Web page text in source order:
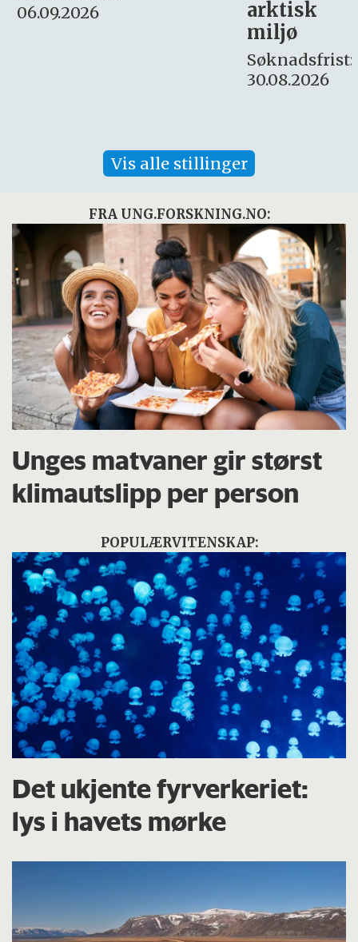
Søknadsfrist:
16. august.
Vis alle stillinger
FRA UNG.FORSKNING.NO:
Unges matvaner gir størst
klimautslipp per person
POPULÆRVITENSKAP:
Det ukjente fyrverkeriet:
lys i havets mørke